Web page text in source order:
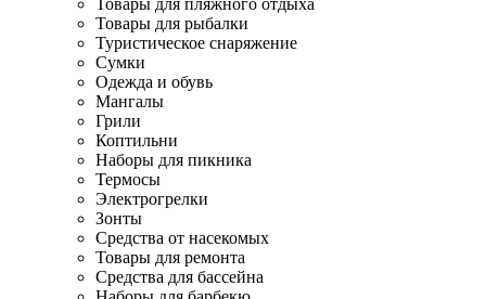
Товары для пляжного отдыха
Товары для рыбалки
Туристическое снаряжение
Сумки
Одежда и обувь
Мангалы
Грили
Коптильни
Наборы для пикника
Термосы
Электрогрелки
Зонты
Средства от насекомых
Товары для ремонта
Средства для бассейна